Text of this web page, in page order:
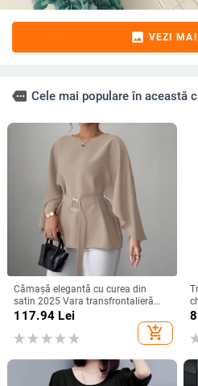
image VEZI
more Cele mai populare în această
Cămașă elegantă cu curea din
satin 2025 Vara transfrontalieră
Îmbrăcăminte pentru femei
Aliexpress Amazon Casual Confort
Independent Station
117.94 Lei
add_shopping_cart